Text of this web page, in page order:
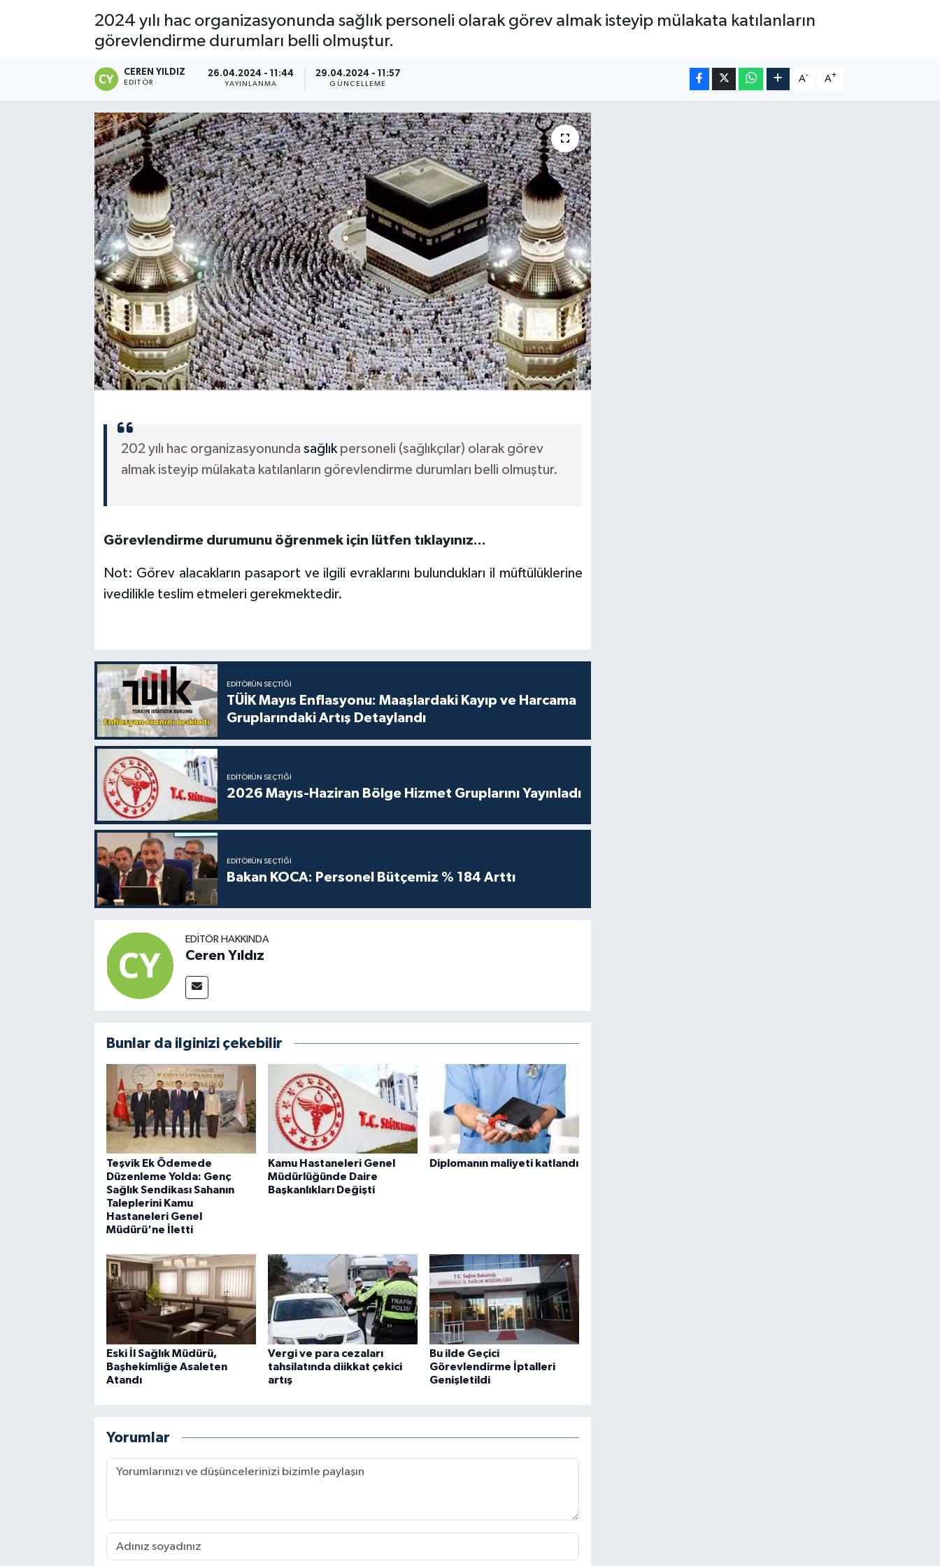
2024 yılı hac organizasyonunda sağlık personeli olarak görev almak isteyip mülakata katılanların
görevlendirme durumları belli olmuştur.
CEREN YILDIZ
EDITÖR
26.04.2024 - 11:44
YAYINLANMA
29.04.2024 - 11:57
GÜNCELLEME
A- A+
​202 yılı hac organizasyonunda sağlık personeli (sağlıkçılar) olarak görev
almak isteyip mülakata katılanların görevlendirme durumları belli olmuştur.
Görevlendirme durumunu öğrenmek için lütfen tıklayınız...​
Not: Görev alacakların pasaport ve ilgili evraklarını bulundukları il müftülüklerine
ivedilikle teslim etmeleri gerekmektedir.​​​​​
EDITÖRÜN SEÇTIĞI
TÜİK Mayıs Enflasyonu: Maaşlardaki Kayıp ve Harcama
Gruplarındaki Artış Detaylandı
EDITÖRÜN SEÇTIĞI
2026 Mayıs-Haziran Bölge Hizmet Gruplarını Yayınladı
EDITÖRÜN SEÇTIĞI
Bakan KOCA: Personel Bütçemiz % 184 Arttı
EDITÖR HAKKINDA
Ceren Yıldız
Bunlar da ilginizi çekebilir
Teşvik Ek Ödemede
Düzenleme Yolda: Genç
Sağlık Sendikası Sahanın
Taleplerini Kamu
Hastaneleri Genel
Müdürü'ne İletti
Kamu Hastaneleri Genel
Müdürlüğünde Daire
Başkanlıkları Değişti
Diplomanın maliyeti katlandı
Eski İl Sağlık Müdürü,
Başhekimliğe Asaleten
Atandı
Vergi ve para cezaları
tahsilatında diikkat çekici
artış
Bu ilde Geçici
Görevlendirme İptalleri
Genişletildi
Yorumlar